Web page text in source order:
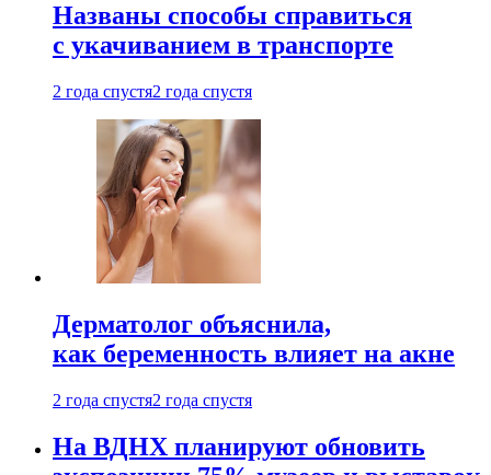
Названы способы справиться
с укачиванием в транспорте
2 года спустя2 года спустя
Дерматолог объяснила,
как беременность влияет на акне
2 года спустя2 года спустя
На ВДНХ планируют обновить